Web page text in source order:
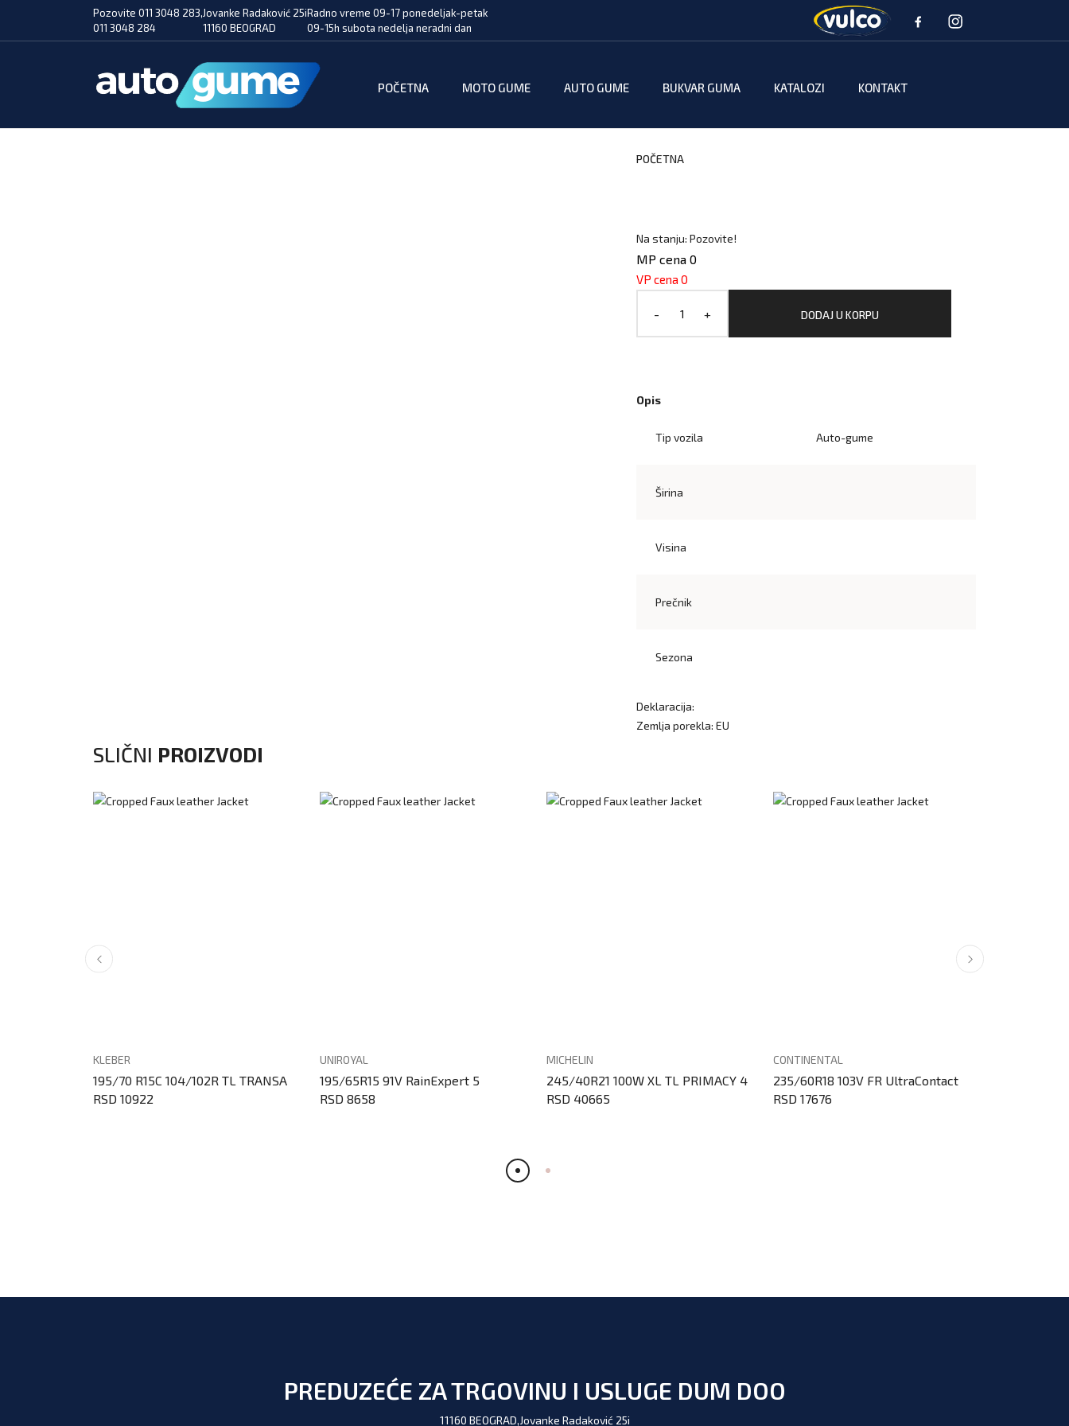
Pozovite 011 3048 283,
011 3048 284
Jovanke Radaković 25i
11160 BEOGRAD
Radno vreme 09-17 ponedeljak-petak
09-15h subota nedelja neradni dan
POČETNA MOTO GUME AUTO GUME BUKVAR GUMA KATALOZI KONTAKT
POČETNA
Na stanju: Pozovite!
MP cena 0
VP cena 0
- + DODAJ U KORPU
Opis
Tip vozila Auto-gume
Širina
Visina
Prečnik
Sezona
Deklaracija:
Zemlja porekla: EU
SLIČNI PROIZVODI
KLEBER
195/70 R15C 104/102R TL TRANSA
RSD 10922
UNIROYAL
195/65R15 91V RainExpert 5
RSD 8658
MICHELIN
245/40R21 100W XL TL PRIMACY 4
RSD 40665
CONTINENTAL
235/60R18 103V FR UltraContact
RSD 17676
PREDUZEĆE ZA TRGOVINU I USLUGE DUM DOO
11160 BEOGRAD,Jovanke Radaković 25i